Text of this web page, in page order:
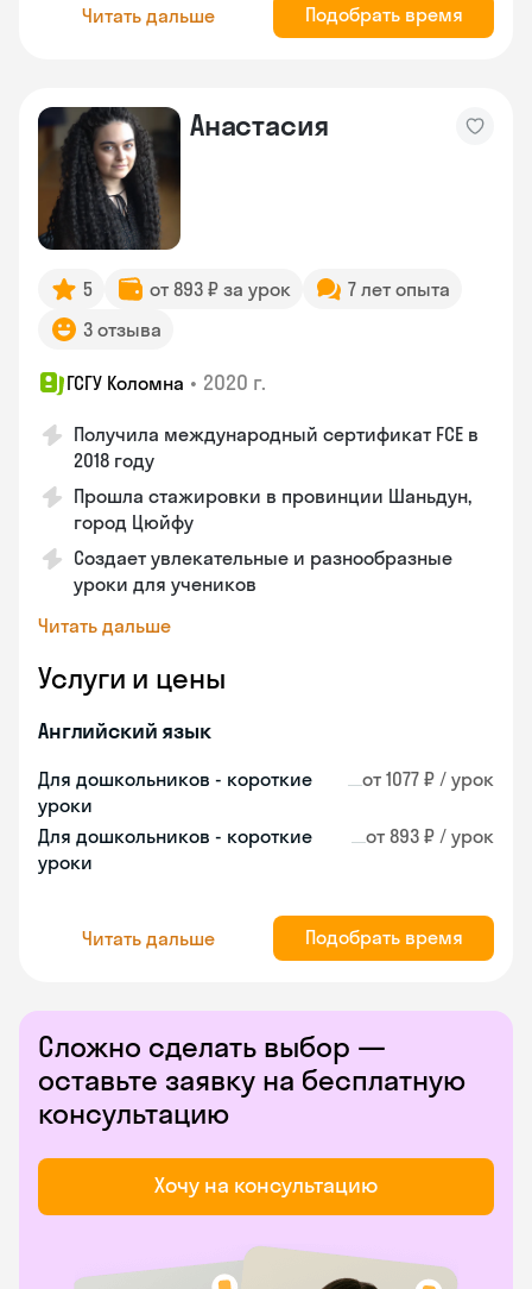
Читать дальше Подобрать время
Анастасия
5 от 893 ₽ за урок
7 лет опыта
3 отзыва
ГСГУ Коломна • 2020 г.
Получила международный сертификат FCE в
2018 году
Прошла стажировки в провинции Шаньдун,
город Цюйфу
Создает увлекательные и разнообразные
уроки для учеников
Читать дальше
Услуги и цены
Английский язык
Для дошкольников - короткие
уроки
от 1077 ₽ / урок
Для дошкольников - короткие
уроки
от 893 ₽ / урок
Читать дальше Подобрать время
Сложно сделать выбор —
оставьте заявку на бесплатную
консультацию
Хочу на консультацию